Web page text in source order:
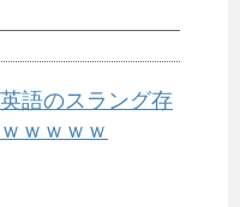
語のスラング存
ｗｗｗｗ